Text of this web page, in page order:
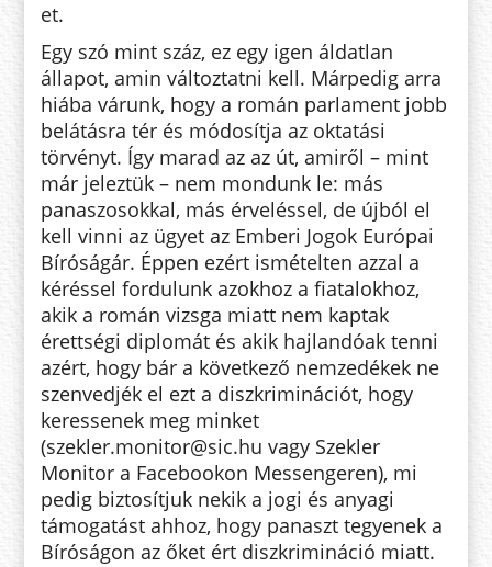
et.
Egy szó mint száz, ez egy igen áldatlan
állapot, amin változtatni kell. Márpedig arra
hiába várunk, hogy a román parlament jobb
belátásra tér és módosítja az oktatási
törvényt. Így marad az az út, amiről – mint
már jeleztük – nem mondunk le: más
panaszosokkal, más érveléssel, de újból el
kell vinni az ügyet az Emberi Jogok Európai
Bíróságár. Éppen ezért ismételten azzal a
kéréssel fordulunk azokhoz a fiatalokhoz,
akik a román vizsga miatt nem kaptak
érettségi diplomát és akik hajlandóak tenni
azért, hogy bár a következő nemzedékek ne
szenvedjék el ezt a diszkriminációt, hogy
keressenek meg minket
(szekler.monitor@sic.hu vagy Szekler
Monitor a Facebookon Messengeren), mi
pedig biztosítjuk nekik a jogi és anyagi
támogatást ahhoz, hogy panaszt tegyenek a
Bíróságon az őket ért diszkrimináció miatt.